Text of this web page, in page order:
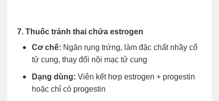
7. Thuốc tránh thai chứa estrogen
Cơ chế: Ngăn rụng trứng, làm đặc chất nhầy cổ
tử cung, thay đổi nội mạc tử cung
Dạng dùng: Viên kết hợp estrogen + progestin
hoặc chỉ có progestin